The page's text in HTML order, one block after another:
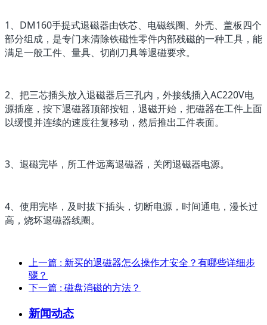
1、DM160手提式退磁器由铁芯、电磁线圈、外壳、盖板四个
部分组成，是专门来清除铁磁性零件内部残磁的一种工具，能
满足一般工件、量具、切削刀具等退磁要求。
2、把三芯插头放入退磁器后三孔内，外接线插入AC220V电
源插座，按下退磁器顶部按钮，退磁开始，把磁器在工件上面
以缓慢并连续的速度往复移动，然后推出工件表面。
3、退磁完毕，所工件远离退磁器，关闭退磁器电源。
4、使用完毕，及时拔下插头，切断电源，时间通电，漫长过
高，烧坏退磁器线圈。
上一篇 : 新买的退磁器怎么操作才安全？有哪些详细步
骤？
下一篇 : 磁盘消磁的方法？
新闻动态